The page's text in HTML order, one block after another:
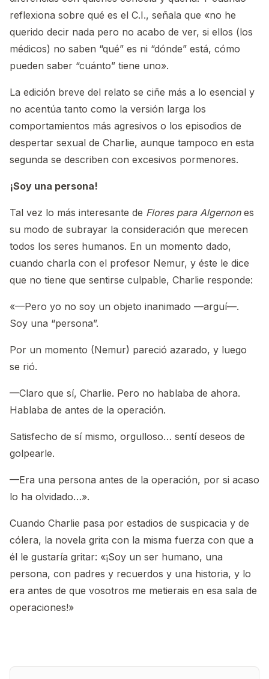
reflexiona sobre qué es el C.I., señala que «no he
querido decir nada pero no acabo de ver, si ellos (los
médicos) no saben “qué” es ni “dónde” está, cómo
pueden saber “cuánto” tiene uno».
La edición breve del relato se ciñe más a lo esencial y
no acentúa tanto como la versión larga los
comportamientos más agresivos o los episodios de
despertar sexual de Charlie, aunque tampoco en esta
segunda se describen con excesivos pormenores.
¡Soy una persona!
Tal vez lo más interesante de Flores para Algernones
su modo de subrayar la consideración que merecen
todos los seres humanos. En un momento dado,
cuando charla con el profesor Nemur, y éste le dice
que no tiene que sentirse culpable, Charlie responde:
«—Pero yo no soy un objeto inanimado —arguí—.
Soy una “persona”.
Por un momento (Nemur) pareció azarado, y luego
se rió.
—Claro que sí, Charlie. Pero no hablaba de ahora.
Hablaba de antes de la operación.
Satisfecho de sí mismo, orgulloso… sentí deseos de
golpearle.
—Era una persona antes de la operación, por si acaso
lo ha olvidado…».
Cuando Charlie pasa por estadios de suspicacia y de
cólera, la novela grita con la misma fuerza con que a
él le gustaría gritar: «¡Soy un ser humano, una
persona, con padres y recuerdos y una historia, y lo
era antes de que vosotros me metierais en esa sala de
operaciones!»